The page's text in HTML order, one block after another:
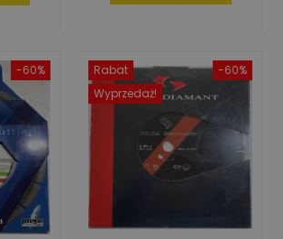
-60% -60%
Rabat
Wyprzedaż!